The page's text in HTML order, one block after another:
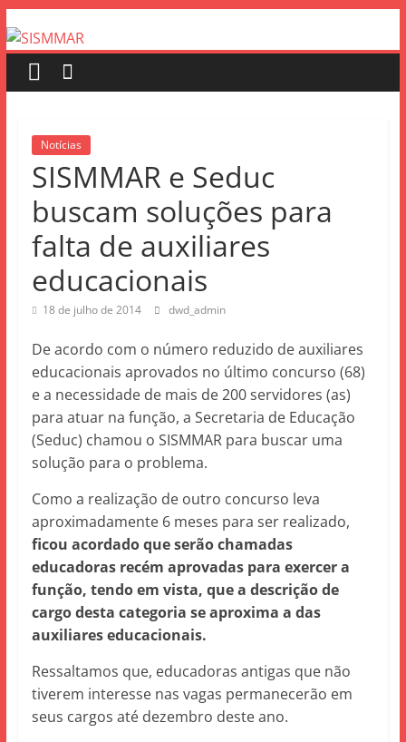
Notícias
SISMMAR e Seduc
buscam soluções para
falta de auxiliares
educacionais
18 de julho de 2014 dwd_admin
De acordo com o número reduzido de auxiliares
educacionais aprovados no último concurso (68)
e a necessidade de mais de 200 servidores (as)
para atuar na função, a Secretaria de Educação
(Seduc) chamou o SISMMAR para buscar uma
solução para o problema.
Como a realização de outro concurso leva
aproximadamente 6 meses para ser realizado,
ficou acordado que serão chamadas
educadoras recém aprovadas para exercer a
função, tendo em vista, que a descrição de
cargo desta categoria se aproxima a das
auxiliares educacionais.
Ressaltamos que, educadoras antigas que não
tiverem interesse nas vagas permanecerão em
seus cargos até dezembro deste ano.